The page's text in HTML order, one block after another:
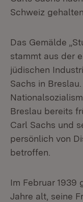
Schweiz
Das Gemälde
stammt aus der
jüdischen
Sachs in
Breslau bereits
Carl Sachs und
persönlich von
betroffen.
Im Februar 1939
Jahre alt, seine